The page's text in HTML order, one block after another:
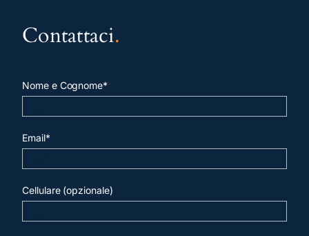
Contattaci.
Nome e Cognome*
Email*
Cellulare (opzionale)